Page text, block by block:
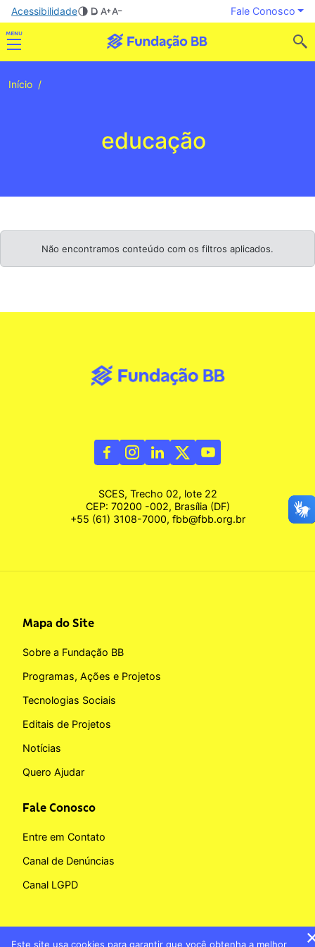
Acessibilidade Fale Conosco
Início
educação
Não encontramos conteúdo com os filtros aplicados.
SCES, Trecho 02, lote 22
CEP: 70200 -002, Brasília (DF)
+55 (61) 3108-7000, fbb@fbb.org.br
Mapa do Site
Sobre a Fundação BB
Programas, Ações e Projetos
Tecnologias Sociais
Editais de Projetos
Notícias
Quero Ajudar
Fale Conosco
Entre em Contato
Canal de Denúncias
Canal LGPD
Este site usa cookies para garantir que você obtenha a melhor